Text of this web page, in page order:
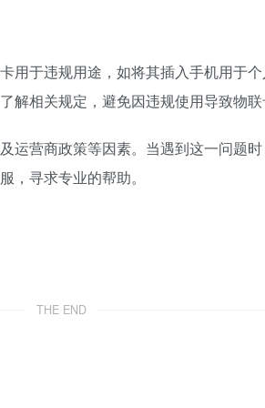
用于违规用途，如将其插入手机用于
解相关规定，避免因违规使用导致物
营商政策等因素。当遇到这一问题
，寻求专业的帮助。
THE END